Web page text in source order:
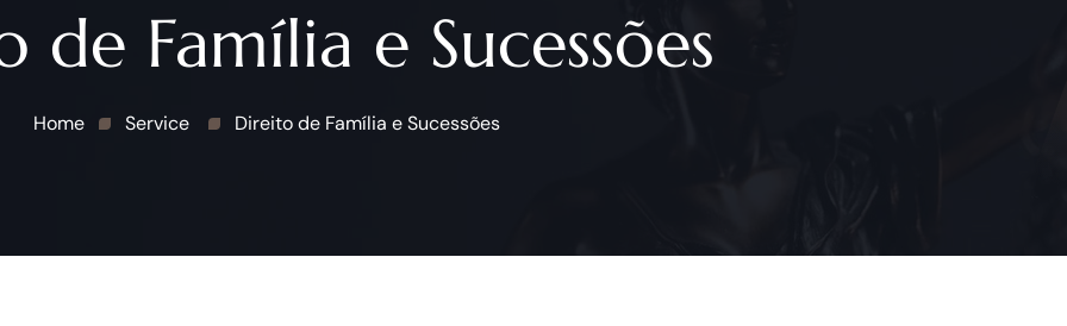
de Família e Sucessões
Home Service Direito de Família e Sucessões